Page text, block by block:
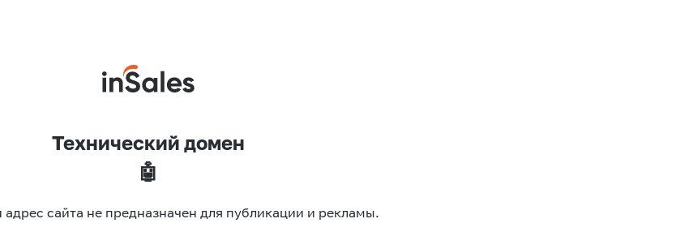
Технический домен
🤖
адрес сайта не предназначен для публикации и рекламы.